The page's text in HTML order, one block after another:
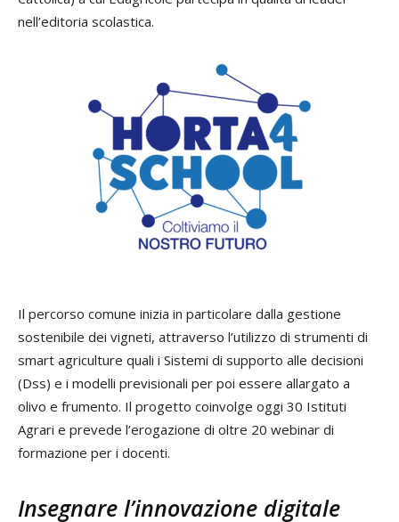
nell’editoria scolastica.
Il percorso comune inizia in particolare dalla gestione
sostenibile dei vigneti, attraverso l’utilizzo di strumenti di
smart agriculture quali i Sistemi di supporto alle decisioni
(Dss) e i modelli previsionali per poi essere allargato a
olivo e frumento. Il progetto coinvolge oggi 30 Istituti
Agrari e prevede l’erogazione di oltre 20 webinar di
formazione per i docenti.
Insegnare l’innovazione digitale